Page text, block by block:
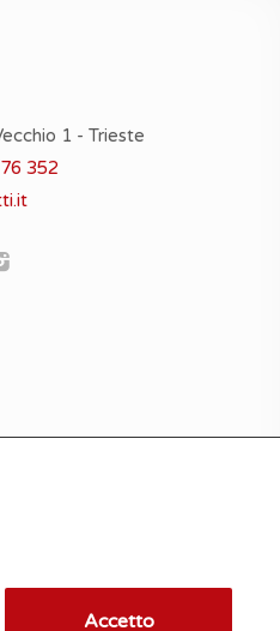
Accetto
1 - Trieste
352
e/o altro.